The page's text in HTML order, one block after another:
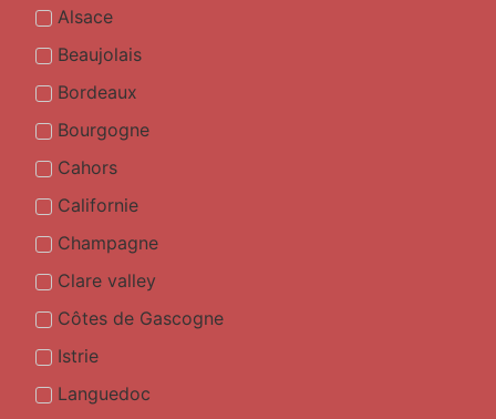
Alsace
Beaujolais
Bordeaux
Bourgogne
Cahors
Californie
Champagne
Clare valley
Côtes de Gascogne
Istrie
Languedoc